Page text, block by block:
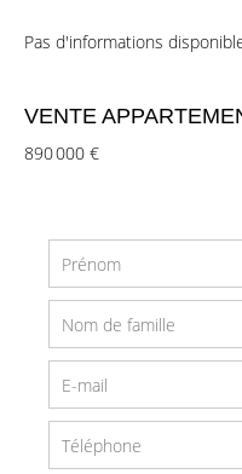
Pas d'informations
VENTE
890 000 €